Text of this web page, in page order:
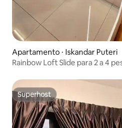
Apartamento ⋅ Iskandar Puteri
Rainbow Loft Slide para 2 a 4
Superhost
Superhost